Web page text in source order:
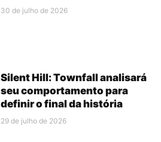
30 de julho de 2026
Silent Hill: Townfall analisará
seu comportamento para
definir o final da história
29 de julho de 2026